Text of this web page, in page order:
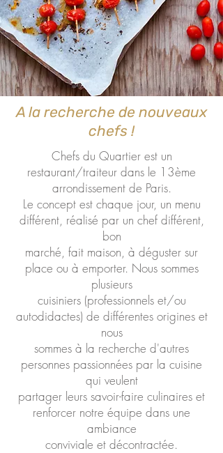
A la recherche de nouveaux
chefs !
Chefs du Quartier est un
restaurant/traiteur dans le 13ème
arrondissement de Paris.
Le concept est chaque jour, un menu
différent, réalisé par un chef différent,
bon
marché, fait maison, à déguster sur
place ou à emporter. Nous sommes
plusieurs
cuisiniers (professionnels et/ou
autodidactes) de différentes origines et
nous
sommes à la recherche d'autres
personnes passionnées par la cuisine
qui veulent
partager leurs savoir-faire culinaires et
renforcer notre équipe dans une
ambiance
conviviale et décontractée.